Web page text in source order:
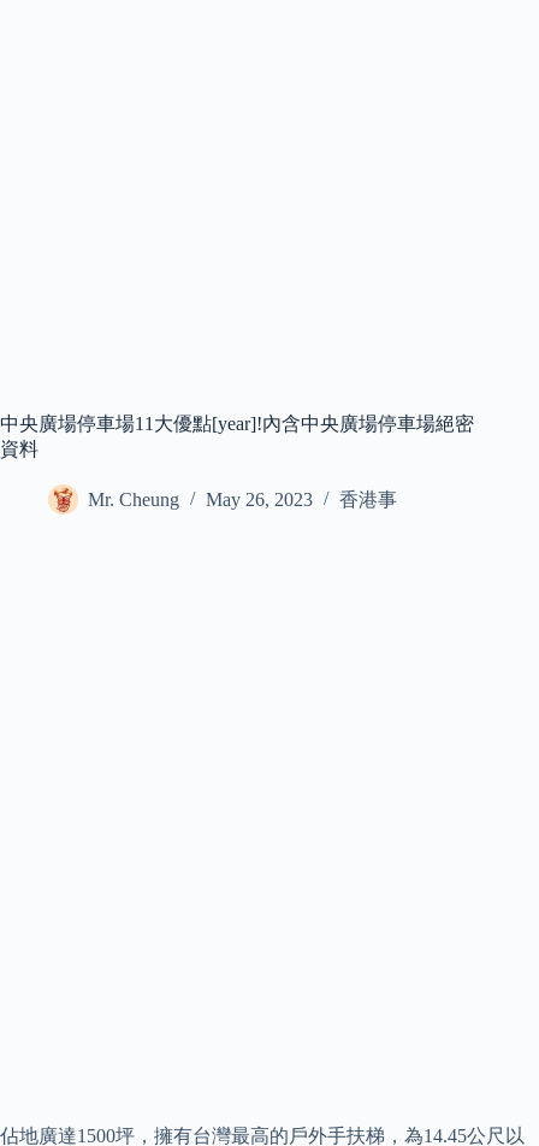
中央廣場停車場11大優點[year]!內含中央廣場停車場絕密
資料
Mr. Cheung May 26, 2023 香港事
佔地廣達1500坪，擁有台灣最高的戶外手扶梯，為14.45公尺以